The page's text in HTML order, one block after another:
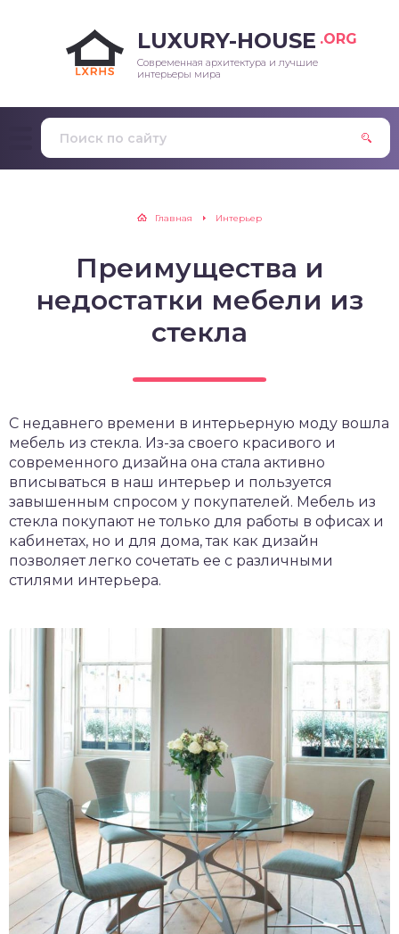
LUXURY-HOUSE .ORG
Современная архитектура и лучшие
интерьеры мира
Главная Интерьер
Преимущества и
недостатки мебели из
стекла
С недавнего времени в интерьерную моду вошла
мебель из стекла. Из-за своего красивого и
современного дизайна она стала активно
вписываться в наш интерьер и пользуется
завышенным спросом у покупателей. Мебель из
стекла покупают не только для работы в офисах и
кабинетах, но и для дома, так как дизайн
позволяет легко сочетать ее с различными
стилями интерьера.